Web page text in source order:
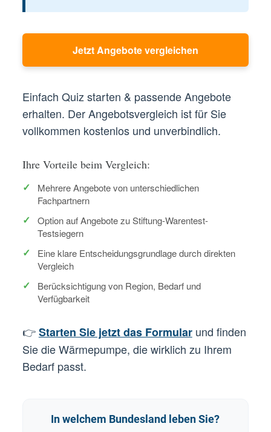
Jetzt Angebote vergleichen
Einfach Quiz starten & passende Angebote
erhalten. Der Angebotsvergleich ist für Sie
vollkommen kostenlos und unverbindlich.
Ihre Vorteile beim Vergleich:
Mehrere Angebote von unterschiedlichen
Fachpartnern
Option auf Angebote zu Stiftung-Warentest-
Testsiegern
Eine klare Entscheidungsgrundlage durch direkten
Vergleich
Berücksichtigung von Region, Bedarf und
Verfügbarkeit
👉Starten Sie jetzt das Formularund finden
Sie die Wärmepumpe, die wirklich zu Ihrem
Bedarf passt.
In welchem Bundesland leben Sie?